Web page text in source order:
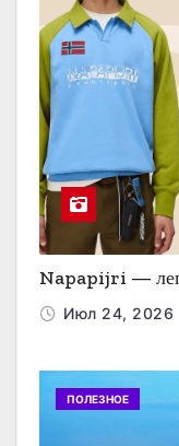
Napapijri —
Июл 24, 2026
ПОЛЕЗНОЕ